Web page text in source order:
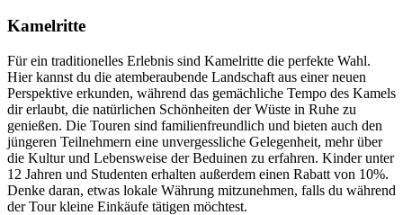
Kamelritte
Für ein traditionelles Erlebnis sind Kamelritte die perfekte Wahl.
Hier kannst du die atemberaubende Landschaft aus einer neuen
Perspektive erkunden, während das gemächliche Tempo des Kamels
dir erlaubt, die natürlichen Schönheiten der Wüste in Ruhe zu
genießen. Die Touren sind familienfreundlich und bieten auch den
jüngeren Teilnehmern eine unvergessliche Gelegenheit, mehr über
die Kultur und Lebensweise der Beduinen zu erfahren. Kinder unter
12 Jahren und Studenten erhalten außerdem einen Rabatt von 10%.
Denke daran, etwas lokale Währung mitzunehmen, falls du während
der Tour kleine Einkäufe tätigen möchtest.